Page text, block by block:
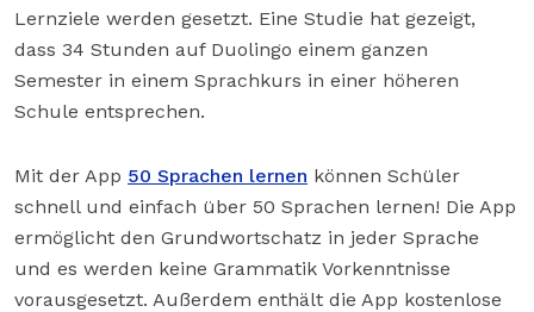
Lernziele werden gesetzt. Eine Studie hat gezeigt,
dass 34 Stunden auf Duolingo einem ganzen
Semester in einem Sprachkurs in einer höheren
Schule entsprechen.
Mit der App 50 Sprachen lernen können Schüler
schnell und einfach über 50 Sprachen lernen! Die App
ermöglicht den Grundwortschatz in jeder Sprache
und es werden keine Grammatik Vorkenntnisse
vorausgesetzt. Außerdem enthält die App kostenlose